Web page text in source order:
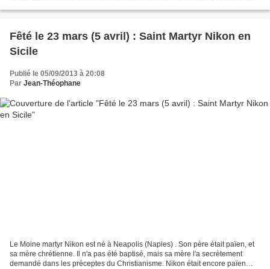
Fêté le 23 mars (5 avril) : Saint Martyr Nikon en
Sicile
Publié le 05/09/2013 à 20:08
Par Jean-Théophane
Le Moine martyr Nikon est né à Neapolis (Naples) . Son père était païen, et
sa mère chrétienne. Il n'a pas été baptisé, mais sa mère l'a secrètement
demandé dans les préceptes du Christianisme. Nikon était encore païen